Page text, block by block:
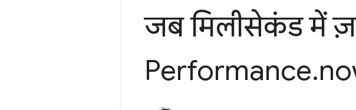
जब मिलीसेकंड में
Performance.